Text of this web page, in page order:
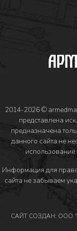
2014-2026 ©
представлена
предназначена
данного сайта не
использование
Информация для
сайта не забываем
САЙТ СОЗДАН: ООО